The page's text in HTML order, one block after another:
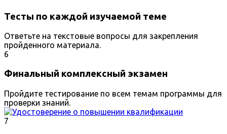
Тесты по каждой изучаемой теме
Ответьте на текстовые вопросы для закрепления
пройденного материала.
6
Финальный комплексный экзамен
Пройдите тестирование по всем темам программы для
проверки знаний.
7